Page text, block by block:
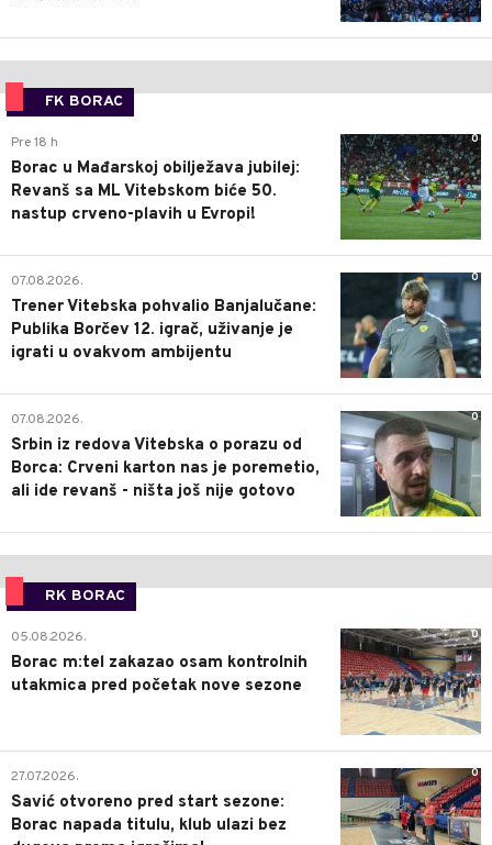
FK BORAC
0
Pre 18 h
Borac u Mađarskoj obilježava jubilej:
Revanš sa ML Vitebskom biće 50.
nastup crveno-plavih u Evropi!
0
07.08.2026.
Trener Vitebska pohvalio Banjalučane:
Publika Borčev 12. igrač, uživanje je
igrati u ovakvom ambijentu
0
07.08.2026.
Srbin iz redova Vitebska o porazu od
Borca: Crveni karton nas je poremetio,
ali ide revanš - ništa još nije gotovo
RK BORAC
0
05.08.2026.
Borac m:tel zakazao osam kontrolnih
utakmica pred početak nove sezone
0
27.07.2026.
Savić otvoreno pred start sezone:
Borac napada titulu, klub ulazi bez